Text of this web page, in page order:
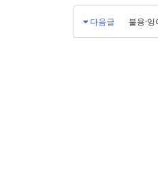
다음글 불용·